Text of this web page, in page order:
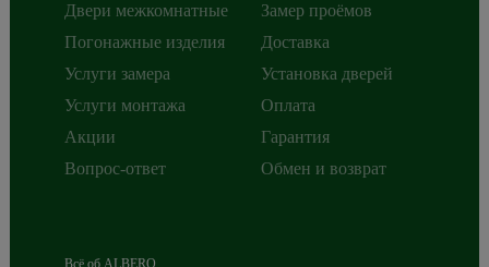
Двери межкомнатные
Погонажные изделия
Услуги замера
Услуги монтажа
Акции
Вопрос-ответ
Замер проёмов
Доставка
Установка дверей
Оплата
Гарантия
Обмен и возврат
Всё об ALBERO